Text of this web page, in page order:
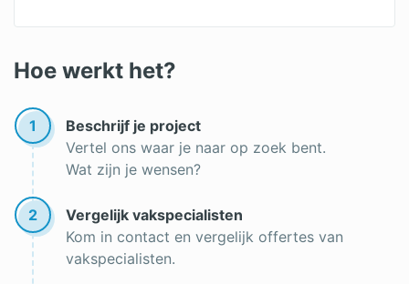
Sausklaar stucwerk
Hoe werkt het?
1
Beschrijf je project
Vertel ons waar je naar op zoek bent.
Wat zijn je wensen?
2
Vergelijk vakspecialisten
Kom in contact en vergelijk offertes van
vakspecialisten.